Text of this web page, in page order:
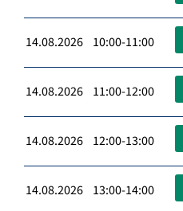
14.08.2026 10:00-11:00
14.08.2026 11:00-12:00
14.08.2026 12:00-13:00
14.08.2026 13:00-14:00